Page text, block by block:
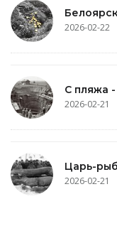
2026-02-22
С пляжа
2026-02-21
Царь-
2026-02-21